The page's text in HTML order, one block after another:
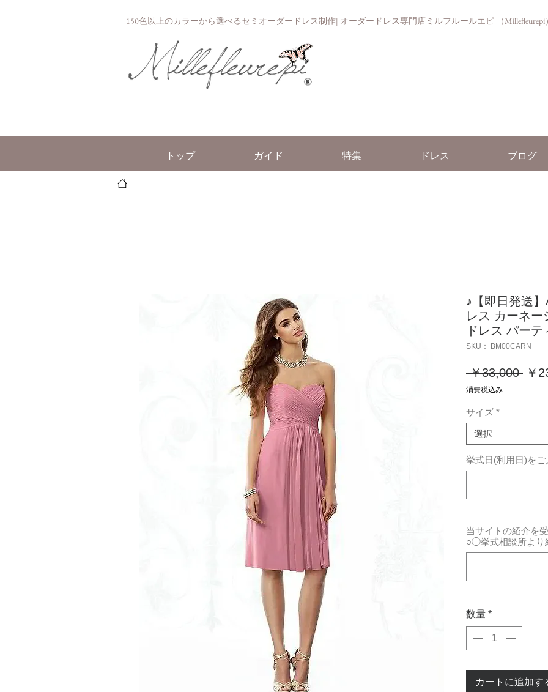
150色以上のカラーから選べるセミオーダードレス制作| オーダードレス専門店ミルフルールエピ （Millefleurepi）
トップ ガイド 特集 ドレス ブログ
♪【即日発送
レス カーネー
ドレス パー
SKU： BM00CARN
￥33,000 通￥
消費税込み
サイズ *
選択
挙式日(利用日)をご
当サイトの紹介を
○◯挙式相談所より
数量 *
カートに追加す